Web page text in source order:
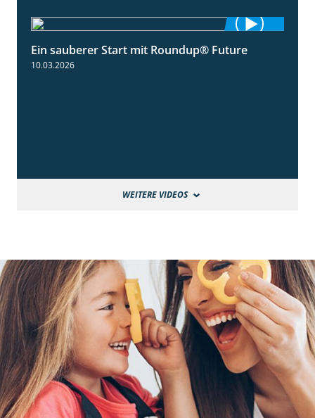
2:01
Ein sauberer Start mit Roundup® Future
10.03.2026
WEITERE VIDEOS